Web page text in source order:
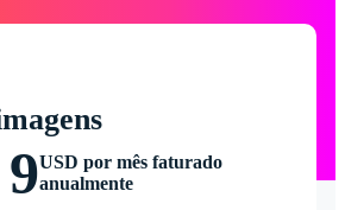
USD por mês faturado
anualmente